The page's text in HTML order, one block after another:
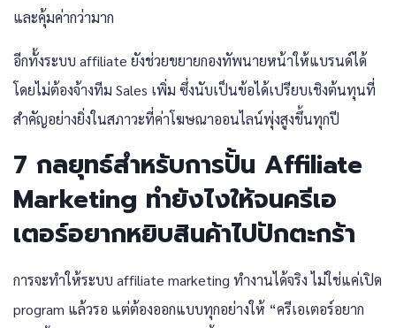
และคุ้มค่ากว่ามาก
อีกทั้งระบบ affiliate ยังช่วยขยายกองทัพนายหน้าให้แบรนด์ได้
โดยไม่ต้องจ้างทีม Sales เพิ่ม ซึ่งนับเป็นข้อได้เปรียบเชิงต้นทุนที่
สำคัญอย่างยิ่งในสภาวะที่ค่าโฆษณาออนไลน์พุ่งสูงขึ้นทุกปี
7 กลยุทธ์สำหรับการปั้น Affiliate
Marketing ทํายังไงให้จนครีเอ
เตอร์อยากหยิบสินค้าไปปักตะกร้า
การจะทำให้ระบบ affiliate marketing ทำงานได้จริง ไม่ใช่แค่เปิด
program แล้วรอ แต่ต้องออกแบบทุกอย่างให้ “ครีเอเตอร์อยาก